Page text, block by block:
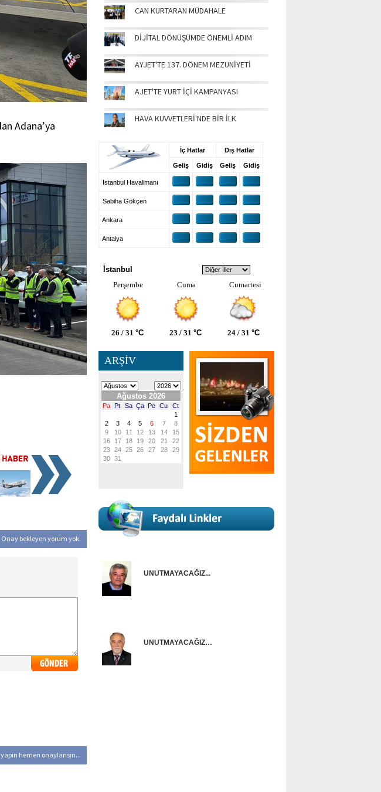
Adana’ya
Onay bekleyen yorum yok.
hemen onaylansın...
CAN KURTARAN MÜDAHALE
DİJİTAL DÖNÜŞÜMDE ÖNEMLİ ADIM
AYJET'TE 137. DÖNEM MEZUNİYETİ
AJET'TE YURT İÇİ KAMPANYASI
HAVA KUVVETLERİ'NDE BİR İLK
İç Hatlar Dış Hatlar
Geliş Gidiş Geliş Gidiş
İstanbul Havalimanı
Sabiha Gökçen
Ankara
Antalya
İstanbul
Perşembe
Cuma Cumartesi
26 / 31 °C 23 / 31 °C 24 / 31 °C
ARŞİV
UNUTMAYACAĞIZ...
UNUTMAYACAĞIZ…